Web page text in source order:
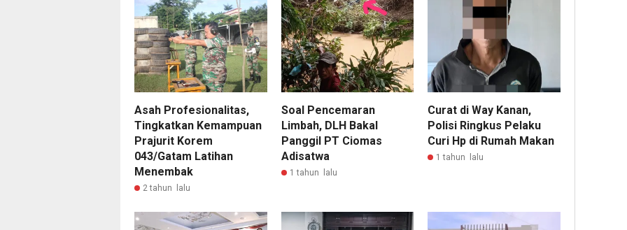
Asah Profesionalitas,
Tingkatkan Kemampuan
Prajurit Korem
043/Gatam Latihan
Menembak
2 tahun lalu
Soal Pencemaran
Limbah, DLH Bakal
Panggil PT Ciomas
Adisatwa
1 tahun lalu
Curat di Way Kanan,
Polisi Ringkus Pelaku
Curi Hp di Rumah Makan
1 tahun lalu